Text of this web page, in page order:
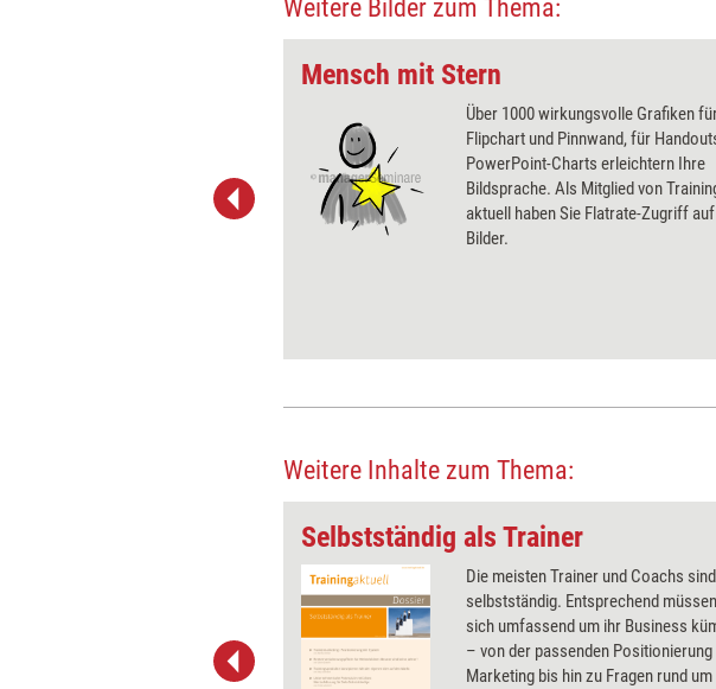
Weitere Bilder zum Thema:
Mensch mit Stern
Über 1000 wirkungsvolle Grafiken
Flipchart und Pinnwand, für
PowerPoint-Charts erleichtern Ihre
Bildsprache. Als Mitglied von
aktuell haben Sie Flatrate-Zugriff
Bilder.
Weitere Inhalte zum Thema:
Selbstständig als Trainer
Die meisten Trainer und Coachs sind
selbstständig. Entsprechend
sich umfassend um ihr Business
– von der passenden Positionierung
Marketing bis hin zu Fragen rund um